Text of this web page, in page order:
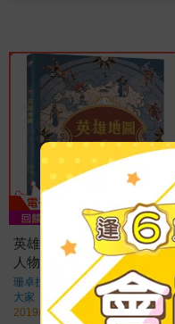
英雄地圖：世界各地的偉大
人物----阿基里斯、貝奧武
夫、大尖哥與水社姊等等
珊卓拉．勞倫絲
著
大家
出版
2019/07/31 出版